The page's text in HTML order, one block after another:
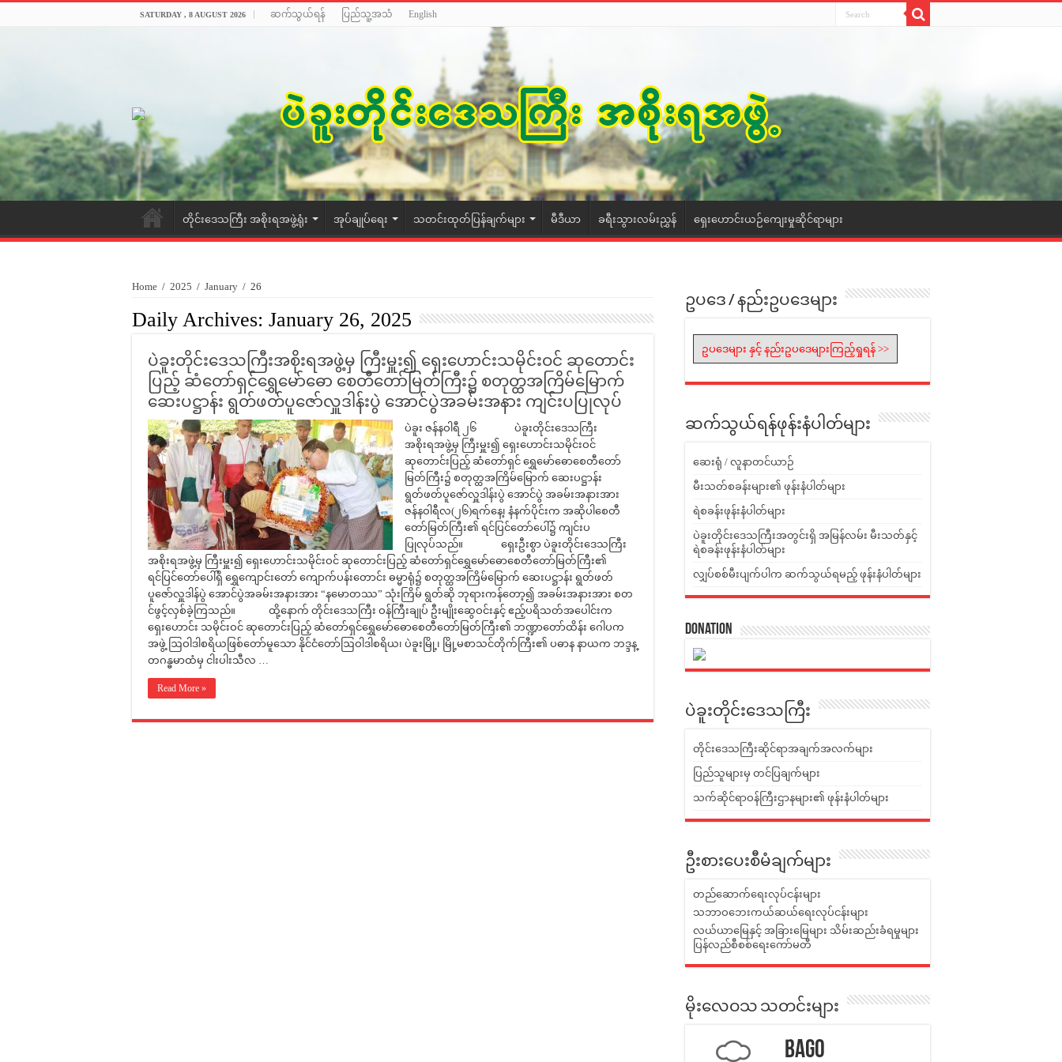
SATURDAY , 8 AUGUST 2026 ဆက်သွယ်ရန် ပြည်သူ့အသံ English
တိုင်းဒေသကြီး အစိုးရအဖွဲ့ရုံး အုပ်ချုပ်ရေး သတင်းထုတ်ပြန်ချက်များ မီဒီယာ ခရီးသွားလမ်းညွှန် ရှေးဟောင်းယဉ်ကျေးမှုဆိုင်ရာများ
Home / 2025 / January / 26
Daily Archives: January 26, 2025
ပဲခူးတိုင်းဒေသကြီးအစိုးရအဖွဲ့မှ ကြီးမှူး၍ ရှေးဟောင်းသမိုင်းဝင် ဆုတောင်း
ပြည့် ဆံတော်ရှင်ရွှေမော်ဓော စေတီတော်မြတ်ကြီး၌ စတုတ္ထအကြိမ်မြောက်
ဆေးပဋ္ဌာန်း ရွတ်ဖတ်ပူဇော်လှူဒါန်းပွဲ အောင်ပွဲအခမ်းအနား ကျင်းပပြုလုပ်
ပဲခူး ဇန်နဝါရီ ၂၆ ပဲခူးတိုင်းဒေသကြီး
အစိုးရအဖွဲ့မှ ကြီးမှူး၍ ရှေးဟောင်းသမိုင်းဝင်
ဆုတောင်းပြည့် ဆံတော်ရှင် ရွှေမော်ဓောစေတီတော်
မြတ်ကြီး၌ စတုတ္ထအကြိမ်မြောက် ဆေးပဋ္ဌာန်း
ရွတ်ဖတ်ပူဇော်လှူဒါန်းပွဲ အောင်ပွဲ အခမ်းအနားအား
ဇန်နဝါရီလ(၂၆)ရက်နေ့၊ နံနက်ပိုင်းက အဆိုပါစေတီ
တော်မြတ်ကြီး၏ ရင်ပြင်တော်ပေါ်၌ ကျင်းပ
ပြုလုပ်သည်။ ရှေးဦးစွာ ပဲခူးတိုင်းဒေသကြီး
အစိုးရအဖွဲ့မှ ကြီးမှူး၍ ရှေးဟောင်းသမိုင်းဝင် ဆုတောင်းပြည့် ဆံတော်ရှင်ရွှေမော်ဓောစေတီတော်မြတ်ကြီး၏
ရင်ပြင်တော်ပေါ်ရှိ ရွှေကျောင်းတော် ကျောက်ပန်းတောင်း ဓမ္မာရုံ၌ စတုတ္ထအကြိမ်မြောက် ဆေးပဋ္ဌာန်း ရွတ်ဖတ်
ပူဇော်လှူဒါန်ပွဲ အောင်ပွဲအခမ်းအနားအား “နမောတဿ” သုံးကြိမ် ရွတ်ဆို ဘုရားကန်တော့၍ အခမ်းအနားအား စတ
င်ဖွင့်လှစ်ခဲ့ကြသည်။ ထို့နောက် တိုင်းဒေသကြီး ဝန်ကြီးချုပ် ဦးမျိုးဆွေဝင်းနှင့် ဧည့်ပရိသတ်အပေါင်းက
ရှေးဟောင်း သမိုင်းဝင် ဆုတောင်းပြည့် ဆံတော်ရှင်ရွှေမော်ဓောစေတီတော်မြတ်ကြီး၏ ဘဏ္ဍာတော်ထိန်း ဂေါပက
အဖွဲ့ ဩဝါဒါစရိယဖြစ်တော်မူသော နိုင်ငံတော်ဩဝါဒါစရိယ၊ ပဲခူးမြို့၊ မြို့မစာသင်တိုက်ကြီး၏ ပဓာန နာယက ဘဒ္ဒန္
တဂန္ဓမာထံမှ ငါးပါးသီလ …
Read More »
ဥပဒေ / နည်းဥပဒေများ
ဥပဒေများ နှင့် နည်းဥပဒေများကြည့်ရှုရန် >>
ဆက်သွယ်ရန်ဖုန်းနံပါတ်များ
ဆေးရုံ / လူနာတင်ယာဉ်
မီးသတ်စခန်းများ၏ ဖုန်းနံပါတ်များ
ရဲစခန်းဖုန်းနံပါတ်များ
ပဲခူးတိုင်းဒေသကြီးအတွင်းရှိ အမြန်လမ်း မီးသတ်နှင့်
ရဲစခန်းဖုန်းနံပါတ်များ
လျှပ်စစ်မီးပျက်ပါက ဆက်သွယ်ရမည့် ဖုန်းနံပါတ်များ
Donation
ပဲခူးတိုင်းဒေသကြီး
တိုင်းဒေသကြီးဆိုင်ရာအချက်အလက်များ
ပြည်သူများမှ တင်ပြချက်များ
သက်ဆိုင်ရာဝန်ကြီးဌာနများ၏ ဖုန်းနံပါတ်များ
ဦးစားပေးစီမံချက်များ
တည်ဆောက်ရေးလုပ်ငန်းများ
သဘာဝဘေးကယ်ဆယ်ရေးလုပ်ငန်းများ
လယ်ယာမြေနှင့် အခြားမြေများ သိမ်းဆည်းခံရမှုများ
ပြန်လည်စီစစ်ရေးကော်မတီ
မိုးလေဝသ သတင်းများ
Bago